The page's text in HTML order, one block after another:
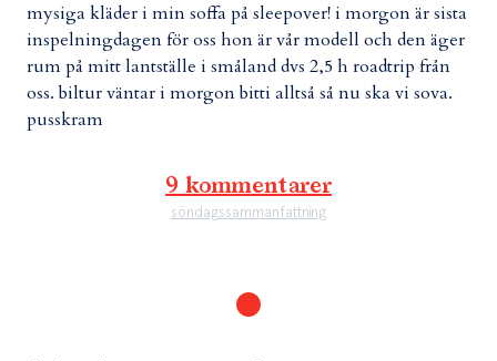
mysiga kläder i min soffa på sleepover! i morgon är sista
inspelningdagen för oss hon är vår modell och den äger
rum på mitt lantställe i småland dvs 2,5 h roadtrip från
oss. biltur väntar i morgon bitti alltså så nu ska vi sova.
pusskram
9 kommentarer
söndagssammanfattning